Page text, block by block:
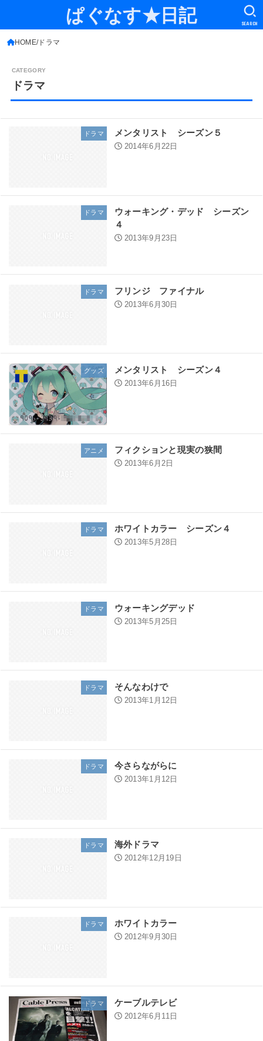
ぱぐなす★日記 SEARCH
HOME ドラマ
ドラマ
ドラマ メンタリスト シーズン５
2014年6月22日
ドラマ
ウォーキング・デッド シーズン
４
2013年9月23日
ドラマ フリンジ ファイナル
2013年6月30日
グッズ メンタリスト シーズン４
2013年6月16日
アニメ フィクションと現実の狭間
2013年6月2日
ドラマ ホワイトカラー シーズン４
2013年5月28日
ドラマ ウォーキングデッド
2013年5月25日
ドラマ そんなわけで
2013年1月12日
ドラマ 今さらながらに
2013年1月12日
ドラマ 海外ドラマ
2012年12月19日
ドラマ ホワイトカラー
2012年9月30日
ドラマ ケーブルテレビ
2012年6月11日